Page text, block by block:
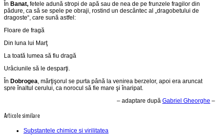
În Banat, fetele adună stropi de apă sau de nea de pe frunzele fragilor din
pădure, ca să se spele pe obraji, rostind un descântec al „dragobetului de
dragoste“, care sună astfel:
Floare de fragă
Din luna lui Marţ
La toată lumea să fiu dragă
Urâciunile să le desparţi.
În Dobrogea, mărţişorul se purta până la venirea berzelor, apoi era aruncat
spre înaltul cerului, ca norocul să fie mare şi înaripat.
– adaptare după Gabriel Gheorghe –
Articole similare
Substantele chimice si virilitatea